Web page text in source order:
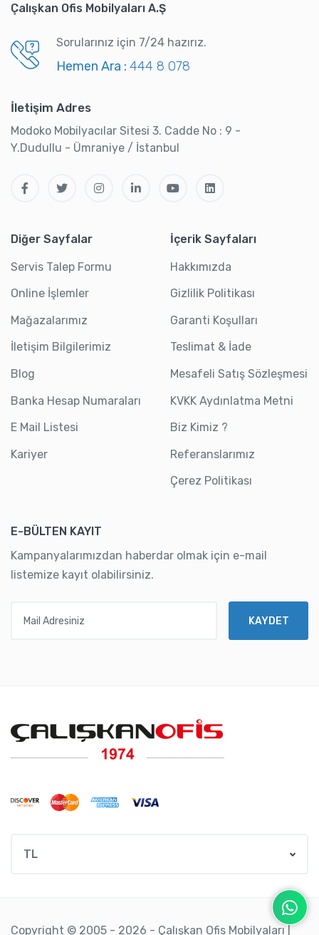
Çalışkan Ofis Mobilyaları A.Ş
Sorularınız için 7/24 hazırız.
Hemen Ara : 444 8 078
İletişim Adres
Modoko Mobilyacılar Sitesi 3. Cadde No : 9 -
Y.Dudullu - Ümraniye / İstanbul
Diğer Sayfalar
Servis Talep Formu
Online İşlemler
Mağazalarımız
İletişim Bilgilerimiz
Blog
Banka Hesap Numaraları
E Mail Listesi
Kariyer
İçerik Sayfaları
Hakkımızda
Gizlilik Politikası
Garanti Koşulları
Teslimat & İade
Mesafeli Satış Sözleşmesi
KVKK Aydınlatma Metni
Biz Kimiz ?
Referanslarımız
Çerez Politikası
E-BÜLTEN KAYIT
Kampanyalarımızdan haberdar olmak için e-mail
listemize kayıt olabilirsiniz.
KAYDET
TL
Copyright © 2005 - 2026 - Çalışkan Ofis Mobilyaları |